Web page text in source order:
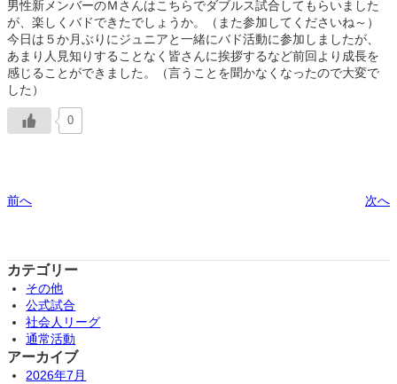
男性新メンバーのＭさんはこちらでダブルス試合してもらいました
が、楽しくバドできたでしょうか。（また参加してくださいね～）
今日は５か月ぶりにジュニアと一緒にバド活動に参加しましたが、
あまり人見知りすることなく皆さんに挨拶するなど前回より成長を
感じることができました。（言うことを聞かなくなったので大変で
した）
0
前へ 次へ
カテゴリー
その他
公式試合
社会人リーグ
通常活動
アーカイブ
2026年7月